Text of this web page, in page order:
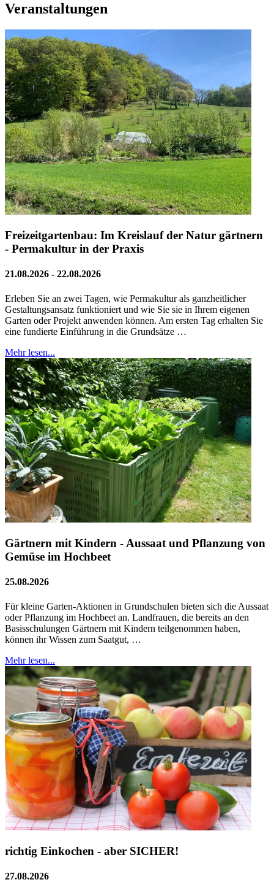
Veranstaltungen
Freizeitgartenbau: Im Kreislauf der Natur gärtnern
- Permakultur in der Praxis
21.08.2026 - 22.08.2026
Erleben Sie an zwei Tagen, wie Permakultur als ganzheitlicher
Gestaltungsansatz funktioniert und wie Sie sie in Ihrem eigenen
Garten oder Projekt anwenden können. Am ersten Tag erhalten Sie
eine fundierte Einführung in die Grundsätze …
Mehr lesen...
Gärtnern mit Kindern - Aussaat und Pflanzung von
Gemüse im Hochbeet
25.08.2026
Für kleine Garten-Aktionen in Grundschulen bieten sich die Aussaat
oder Pflanzung im Hochbeet an. Landfrauen, die bereits an den
Basisschulungen Gärtnern mit Kindern teilgenommen haben,
können ihr Wissen zum Saatgut, …
Mehr lesen...
richtig Einkochen - aber SICHER!
27.08.2026